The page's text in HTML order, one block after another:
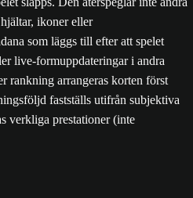
ikoner eller
som läggs till efter att spelet
live-formuppdateringar i andra
rankning arrangeras korten först
fastställs utifrån subjektiva
verkliga prestationer (inte